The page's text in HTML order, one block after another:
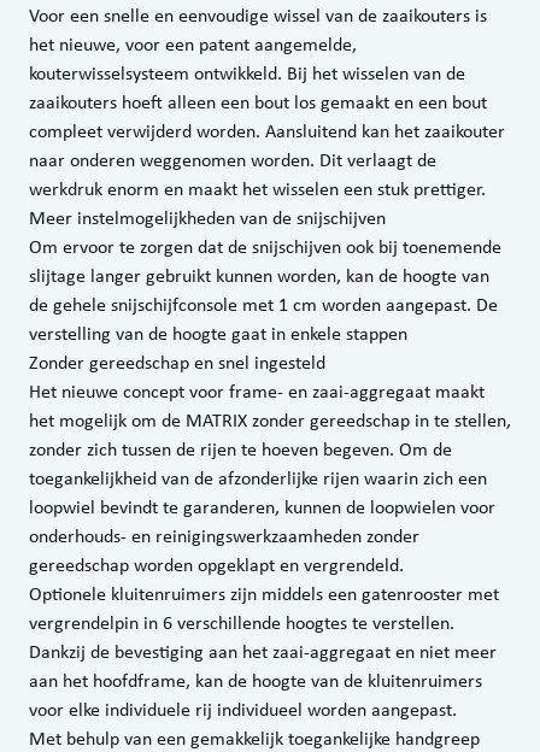
Voor een snelle en eenvoudige wissel van de zaaikouters is
het nieuwe, voor een patent aangemelde,
kouterwisselsysteem ontwikkeld. Bij het wisselen van de
zaaikouters hoeft alleen een bout los gemaakt en een bout
compleet verwijderd worden. Aansluitend kan het zaaikouter
naar onderen weggenomen worden. Dit verlaagt de
werkdruk enorm en maakt het wisselen een stuk prettiger.
Meer instelmogelijkheden van de snijschijven
Om ervoor te zorgen dat de snijschijven ook bij toenemende
slijtage langer gebruikt kunnen worden, kan de hoogte van
de gehele snijschijfconsole met 1 cm worden aangepast. De
verstelling van de hoogte gaat in enkele stappen
Zonder gereedschap en snel ingesteld
Het nieuwe concept voor frame- en zaai-aggregaat maakt
het mogelijk om de MATRIX zonder gereedschap in te stellen,
zonder zich tussen de rijen te hoeven begeven. Om de
toegankelijkheid van de afzonderlijke rijen waarin zich een
loopwiel bevindt te garanderen, kunnen de loopwielen voor
onderhouds- en reinigingswerkzaamheden zonder
gereedschap worden opgeklapt en vergrendeld.
Optionele kluitenruimers zijn middels een gatenrooster met
vergrendelpin in 6 verschillende hoogtes te verstellen.
Dankzij de bevestiging aan het zaai-aggregaat en niet meer
aan het hoofdframe, kan de hoogte van de kluitenruimers
voor elke individuele rij individueel worden aangepast.
Met behulp van een gemakkelijk toegankelijke handgreep